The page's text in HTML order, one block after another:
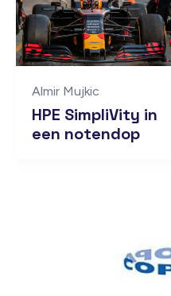
Almir Mujkic
HPE SimpliVity in
een notendop